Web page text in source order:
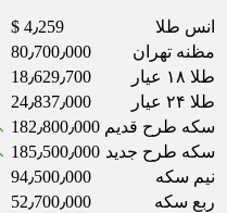
انس طلا $ 4٫259
مظنه تهران
80٫700٫000
طلا ۱۸ عیار
18٫629٫700
طلا ۲۴ عیار
24٫837٫000
سکه طرح قدیم 182٫800٫000
سکه طرح جدید 185٫500٫000
نیم سکه
94٫500٫000
ربع سکه
52٫700٫000